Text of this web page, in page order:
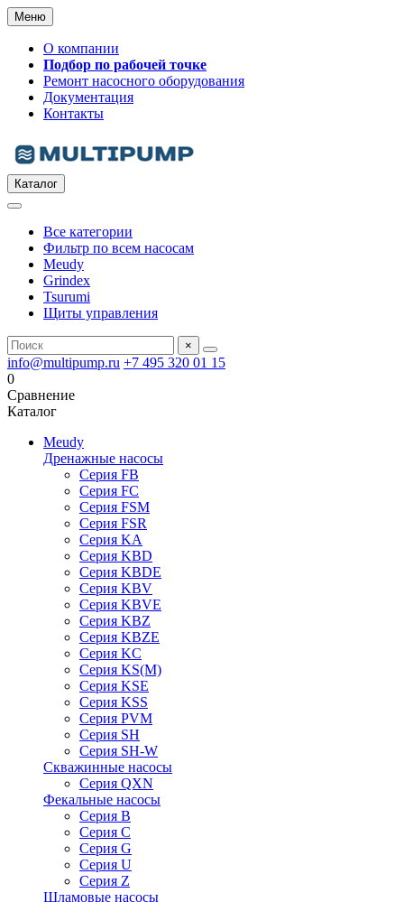
Меню
О компании
Подбор по рабочей точке
Ремонт насосного оборудования
Документация
Контакты
Каталог
Все категории
Фильтр по всем насосам
Meudy
Grindex
Tsurumi
Щиты управления
×
info@multipump.ru +7 495 320 01 15
0
Сравнение
Каталог
Meudy
Дренажные насосы
Серия FB
Серия FC
Серия FSM
Серия FSR
Серия KA
Серия KBD
Серия KBDE
Серия KBV
Серия KBVE
Серия KBZ
Серия KBZE
Серия KC
Серия KS(M)
Серия KSE
Серия KSS
Серия PVM
Серия SH
Серия SH-W
Скважинные насосы
Серия QXN
Фекальные насосы
Серия B
Серия C
Серия G
Серия U
Серия Z
Шламовые насосы